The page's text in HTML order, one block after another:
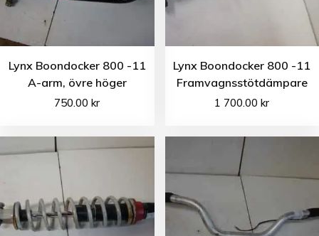
Lynx Boondocker 800 -11
A-arm, övre höger
750.00kr
Lynx Boondocker 800 -11
Framvagnsstötdämpare
1 700.00kr